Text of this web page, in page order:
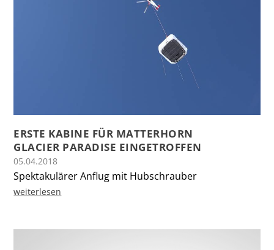
ERSTE KABINE FÜR MATTERHORN
GLACIER PARADISE EINGETROFFEN
05.04.2018
Spektakulärer Anflug mit Hubschrauber
weiterlesen